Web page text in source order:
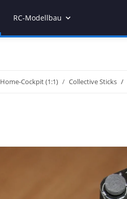
RC-Modellbau
Home-Cockpit (1:1) Collective Sticks